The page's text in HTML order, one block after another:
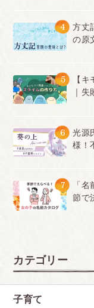
4
方丈
の原
5
【
｜
6
光源
様！
7
「
節で
カテゴリー
子育て